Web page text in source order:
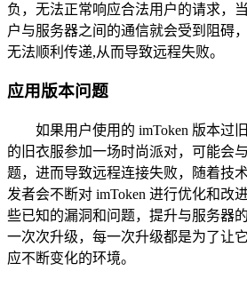
负，无法正常响应合法用户的请求，
户与服务器之间的通信就会受到阻碍
无法顺利传递,从而导致远程失败。
应用版本问题
如果用户使用的 imToken 版本过
的旧衣服参加一场时尚派对，可能会
题，进而导致远程连接失败，随着技
发者会不断对 imToken 进行优化和改
些已知的漏洞和问题，提升与服务器
一次次升级，每一次升级都是为了让
应不断变化的环境。